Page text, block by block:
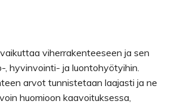
viherrakenteeseen ja sen
, hyvinvointi- ja luontohyötyihin.
arvot tunnistetaan laajasti ja ne
huomioon kaavoituksessa,